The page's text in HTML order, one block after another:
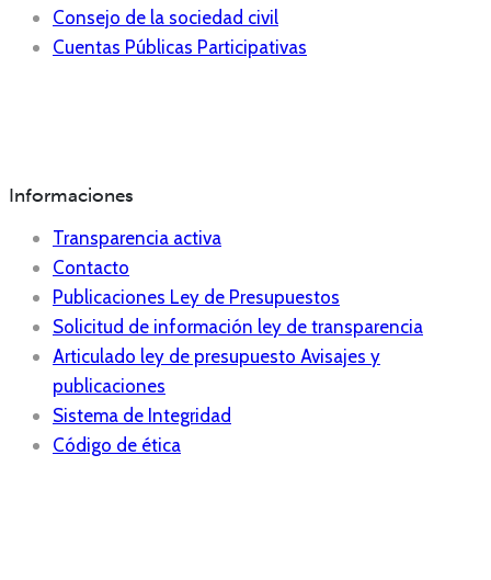
Consejo de la sociedad civil
Cuentas Públicas Participativas
Informaciones
Transparencia activa
Contacto
Publicaciones Ley de Presupuestos
Solicitud de información ley de transparencia
Articulado ley de presupuesto Avisajes y
publicaciones
Sistema de Integridad
Código de ética